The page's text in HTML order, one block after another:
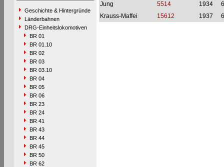
Geschichte & Hintergründe
Länderbahnen
DRG-Einheitslokomotiven
BR 01
BR 01.10
BR 02
BR 03
BR 03.10
BR 04
BR 05
BR 06
BR 23
BR 24
BR 41
BR 43
BR 44
BR 45
BR 50
BR 62
Jung
5514 1934
Krauss-Maffei
15612 1937